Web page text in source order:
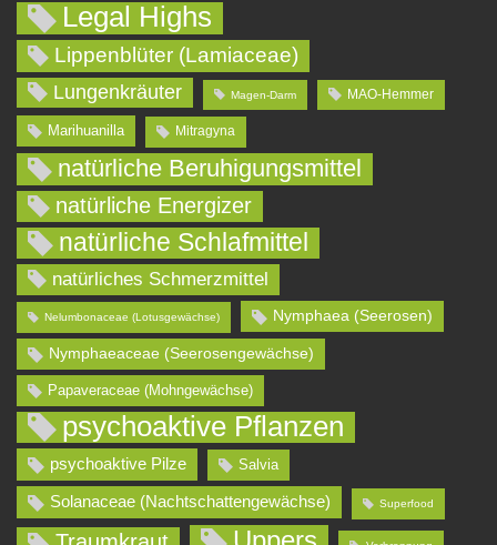
Legal Highs
Lippenblüter (Lamiaceae)
Lungenkräuter Magen-Darm MAO-Hemmer
Marihuanilla Mitragyna
natürliche Beruhigungsmittel
natürliche Energizer
natürliche Schlafmittel
natürliches Schmerzmittel
Nelumbonaceae (Lotusgewächse) Nymphaea (Seerosen)
Nymphaeaceae (Seerosengewächse)
Papaveraceae (Mohngewächse)
psychoaktive Pflanzen
psychoaktive Pilze Salvia
Solanaceae (Nachtschattengewächse) Superfood